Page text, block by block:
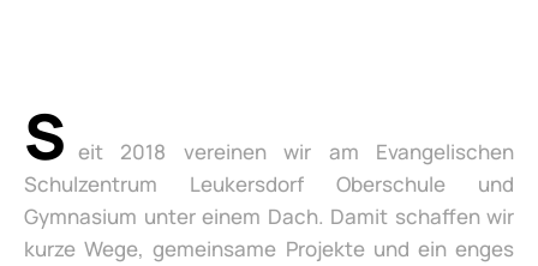
S eit 2018 vereinen wir am Evangelischen
Schulzentrum Leukersdorf Oberschule und
Gymnasium unter einem Dach. Damit schaffen wir
kurze Wege, gemeinsame Projekte und ein enges